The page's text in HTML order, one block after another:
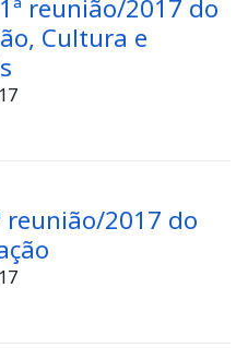
reunião/2017 do
Cultura e
reunião/2017 do